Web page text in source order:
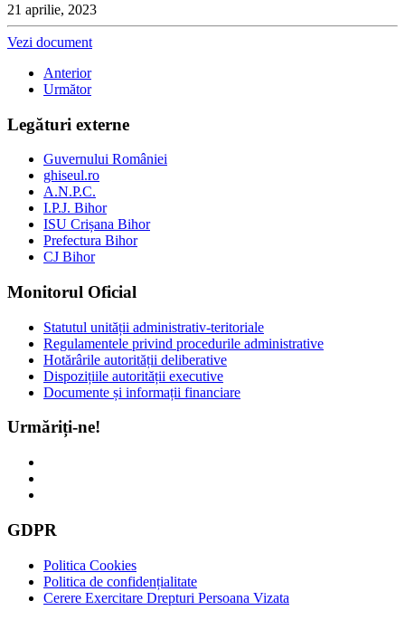
21 aprilie, 2023
Vezi document
Anterior
Următor
Legături externe
Guvernului României
ghiseul.ro
A.N.P.C.
I.P.J. Bihor
ISU Crișana Bihor
Prefectura Bihor
CJ Bihor
Monitorul Oficial
Statutul unității administrativ-teritoriale
Regulamentele privind procedurile administrative
Hotărârile autorității deliberative
Dispozițiile autorității executive
Documente și informații financiare
Urmăriți-ne!
GDPR
Politica Cookies
Politica de confidențialitate
Cerere Exercitare Drepturi Persoana Vizata